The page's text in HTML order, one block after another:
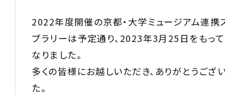
2022年度開催の京都・大学ミュージアム連携
プラリーは予定通り、2023年3月25日をもっ
なりました。
多くの皆様にお越しいただき、ありがとうござ
た。